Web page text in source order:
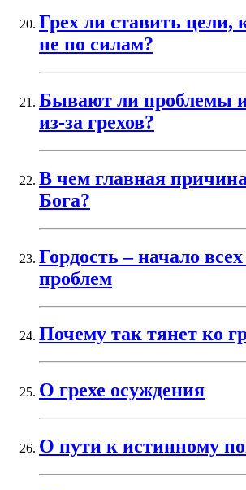
Грех ли ставить цели,
не по силам?
Бывают ли проблемы
из-за грехов?
В чем главная
Бога?
Гордость – начало
проблем
Почему так тянет ко
О грехе осуждения
О пути к истинному